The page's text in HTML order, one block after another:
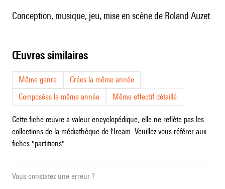
Conception, musique, jeu, mise en scène de Roland Auzet.
œuvres similaires
Même genre
Crées la même année
Composées la même année
Même effectif détaillé
Cette fiche œuvre a valeur encyclopédique, elle ne reflète pas les
collections de la médiathèque de l'Ircam. Veuillez vous référer aux
fiches "partitions".
Vous constatez une erreur ?